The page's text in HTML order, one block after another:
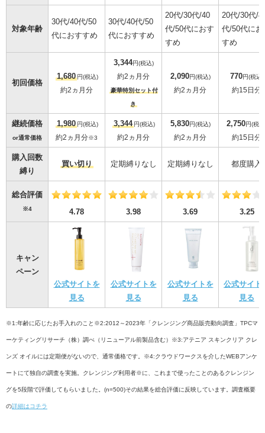
対象年齢
30代/40代/50
代におすすめ
30代/40代/50
代におすすめ
20代/30代/40
代/50代におす
すめ
20代/30代/
代/50代にお
すめ
初回価格
1,680円(税込)
約2ヵ月分
3,344円(税込)
約2ヵ月分
豪華特別セット付
き
2,090円(税込)
約2ヵ月分
770円(税込)
約15日分
継続価格
or通常価格
1,980 円(税込)
約2ヵ月分※3
3,344 円(税込)
約2ヵ月分
5,830円(税込)
約2ヵ月分
2,750円(税
約15日分
購入回数
縛り
買い切り 定期縛りなし 定期縛りなし 都度購入
総合評価
※4 4.78 3.98 3.69 3.25
キャン
ペーン
公式サイトを
見る
公式サイトを
見る
公式サイトを
見る
公式サイト
見る
※1:年齢に応じたお手入れのこと※2:2012～2023年「クレンジング商品販売動向調査」TPCマ
ーケティングリサーチ（株）調べ（リニューアル前製品含む）※3:アテニア スキンクリア クレ
ンズ オイルには定期便がないので、通常価格です。※4:クラウドワークスを介したWEBアンケ
ートにて独自の調査を実施。クレンジング利用者※に、これまで使ったことのあるクレンジン
グを5段階で評価してもらいました。(n=500)その結果を総合評価に反映しています。調査概要
の詳細はコチラ